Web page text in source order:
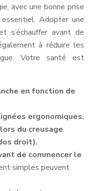
avec une bonne prise
Adopter une
s’échauffer avant de
à réduire les
Votre santé est
en fonction de
ergonomiques.
du creusage
droit).
de commencer le
simples peuvent